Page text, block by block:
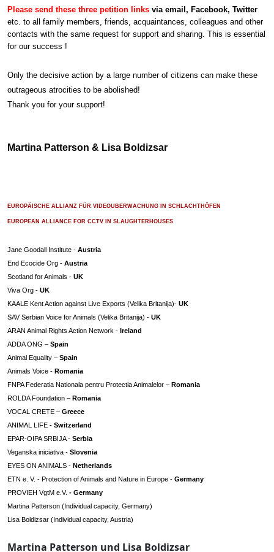
Please send these three petition links via email, Facebook, Twitter
etc. to all family members, friends, acquaintances, colleagues and other
contacts with the same request for support and sharing. This is essential
for our success !
Only the decisive action by a large number of citizens can make these
outrageous atrocities to be abolished!
Thank you for your support!
Martina Patterson & Lisa Boldizsar
EUROPÄISCHE ALLIANZ FÜR VIDEOUBERWACHUNG IN SCHLACHTHÖFEN
EUROPEAN ALLIANCE FOR CCTV IN SLAUGHTERHOUSES
Jane Goodall Institute - Austria
End Ecocide Org - Austria
Scotland for Animals - UK
Viva Org - UK
KAALE Kent Action against Live Exports (Velika Britanija)- UK
SAV Serbian Voice for Animals (Velika Britanija) - UK
ARAN Animal Rights Action Network - Ireland
ADDA ONG – Spain
Animal Equality – Spain
Animals Voice - Romania
FNPA Federatia Nationala pentru Protectia Animalelor – Romania
ROLDA Foundation – Romania
VOCAL CRETE – Greece
ANIMAL LIFE - Switzerland
EPAR-OIPA SRBIJA - Serbia
Veganska iniciativa - Slovenia
EYES ON ANIMALS - Netherlands
ETN e. V. - Protection of Animals and Nature in Europe - Germany
PROVIEH VgtM e.V. - Germany
Martina Patterson (Individual capacity, Germany)
Lisa Boldizsar (Individual capacity, Austria)
Martina Patterson und Lisa Boldizsar